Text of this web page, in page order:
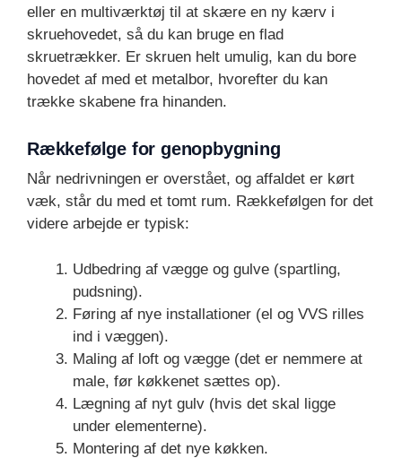
eller en multiværktøj til at skære en ny kærv i
skruehovedet, så du kan bruge en flad
skruetrækker. Er skruen helt umulig, kan du bore
hovedet af med et metalbor, hvorefter du kan
trække skabene fra hinanden.
Rækkefølge for genopbygning
Når nedrivningen er overstået, og affaldet er kørt
væk, står du med et tomt rum. Rækkefølgen for det
videre arbejde er typisk:
Udbedring af vægge og gulve (spartling,
pudsning).
Føring af nye installationer (el og VVS rilles
ind i væggen).
Maling af loft og vægge (det er nemmere at
male, før køkkenet sættes op).
Lægning af nyt gulv (hvis det skal ligge
under elementerne).
Montering af det nye køkken.